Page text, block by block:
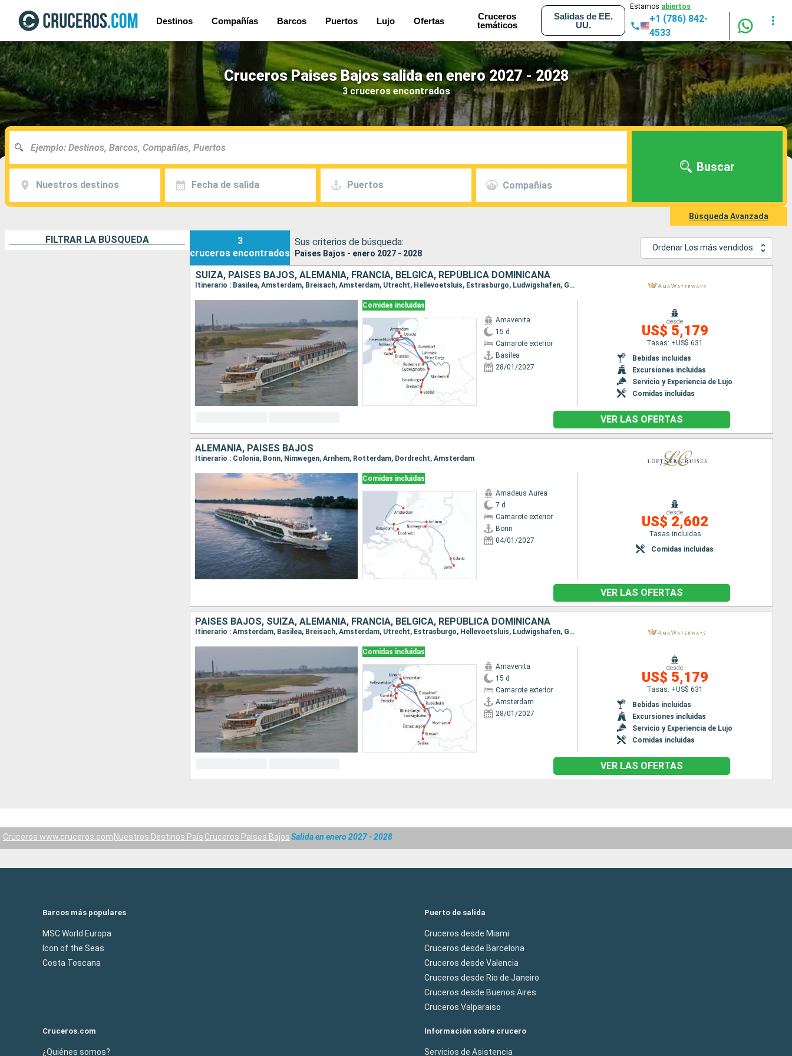
Destinos Compañías Barcos Puertos Lujo Ofertas
Cruceros
temáticos
Salidas de EE.
UU.
Estamos abiertos
+1 (786) 842-
4533
Cruceros Paises Bajos salida en enero 2027 - 2028
3 cruceros encontrados
Nuestros destinos Fecha de salida Puertos Compañías
Buscar
Búsqueda Avanzada
FILTRAR LA BÚSQUEDA
3
cruceros encontrados
Sus criterios de búsqueda:
Paises Bajos - enero 2027 - 2028
Ordenar Los más vendidos
SUIZA, PAISES BAJOS, ALEMANIA, FRANCIA, BÉLGICA, REPÚBLICA DOMINICANA
Itinerario : Basilea, Amsterdam, Breisach, Amsterdam, Utrecht, Hellevoetsluis, Estrasburgo, Ludwigshafen, Gand, Rudesheim, Bruselas, Rhine Gorge, Lahnstein, Antwerp, Monheim, Dusseldorf, Utrecht, Dordrecht, Amsterdam, Utrecht, Dusseldorf, Hellevoetsluis, Rhine Gorge, Gand, Rudesheim, Bruselas, Ludwigshafen, Antwerp, Estrasburgo, Dordrecht, Breisach, Amsterdam, Basilea
Comidas incluidas
Amavenita
15 d
Camarote exterior
Basilea
28/01/2027
desde
US$ 5,179
Tasas: +US$ 631
Bebidas incluidas
Excursiones incluidas
Servicio y Experiencia de Lujo
Comidas incluidas
VER LAS OFERTAS
ALEMANIA, PAISES BAJOS
Itinerario : Colonia, Bonn, Nimwegen, Arnhem, Rotterdam, Dordrecht, Amsterdam
Comidas incluidas
Amadeus Aurea
7 d
Camarote exterior
Bonn
04/01/2027
desde
US$ 2,602
Tasas incluidas
Comidas incluidas
VER LAS OFERTAS
PAISES BAJOS, SUIZA, ALEMANIA, FRANCIA, BÉLGICA, REPÚBLICA DOMINICANA
Itinerario : Amsterdam, Basilea, Breisach, Amsterdam, Utrecht, Estrasburgo, Hellevoetsluis, Ludwigshafen, Gand, Bruselas, Rudesheim, Rhine Gorge, Lahnstein, Antwerp, Monheim, Dusseldorf, Dordrecht, Utrecht, Amsterdam, Utrecht, Dusseldorf, Hellevoetsluis, Gand, Rhine Gorge, Rudesheim, Bruselas, Ludwigshafen, Antwerp, Estrasburgo, Dordrecht, Breisach, Amsterdam, Basilea
Comidas incluidas
Amavenita
15 d
Camarote exterior
Amsterdam
28/01/2027
desde
US$ 5,179
Tasas: +US$ 631
Bebidas incluidas
Excursiones incluidas
Servicio y Experiencia de Lujo
Comidas incluidas
VER LAS OFERTAS
Cruceros www.cruceros.com Nuestros Destinos País Cruceros Paises BajosSalida en enero 2027 - 2028
Barcos más populares
MSC World Europa
Icon of the Seas
Costa Toscana
Puerto de salida
Cruceros desde Miami
Cruceros desde Barcelona
Cruceros desde Valencia
Cruceros desde Rio de Janeiro
Cruceros desde Buenos Aires
Cruceros Valparaiso
Cruceros.com
¿Quiénes somos?
Información sobre crucero
Servicios de Asistencia